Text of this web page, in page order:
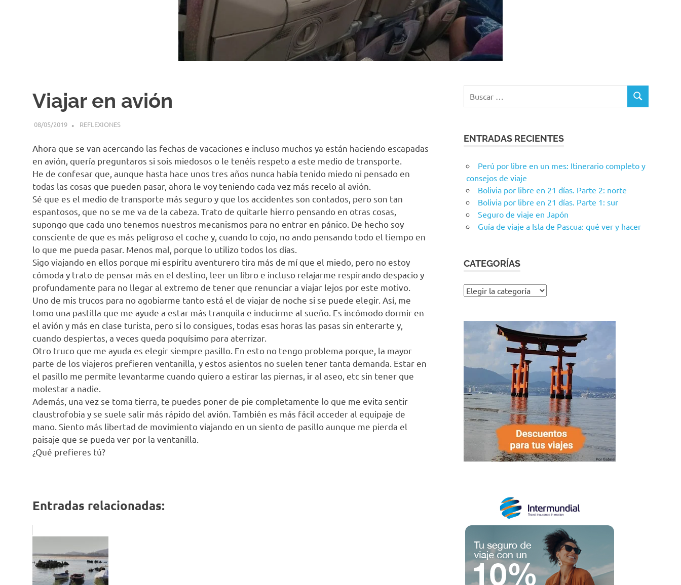
Viajar en avión
08/05/2019 PIENSO, LUEGO VIAJO
REFLEXIONES
Ahora que se van acercando las fechas de vacaciones e incluso muchos ya están haciendo escapadas
en avión, quería preguntaros si sois miedosos o le tenéis respeto a este medio de transporte.
He de confesar que, aunque hasta hace unos tres años nunca había tenido miedo ni pensado en
todas las cosas que pueden pasar, ahora le voy teniendo cada vez más recelo al avión.
Sé que es el medio de transporte más seguro y que los accidentes son contados, pero son tan
espantosos, que no se me va de la cabeza. Trato de quitarle hierro pensando en otras cosas,
supongo que cada uno tenemos nuestros mecanismos para no entrar en pánico. De hecho soy
consciente de que es más peligroso el coche y, cuando lo cojo, no ando pensando todo el tiempo en
lo que me pueda pasar. Menos mal, porque lo utilizo todos los días.
Sigo viajando en ellos porque mi espíritu aventurero tira más de mí que el miedo, pero no estoy
cómoda y trato de pensar más en el destino, leer un libro e incluso relajarme respirando despacio y
profundamente para no llegar al extremo de tener que renunciar a viajar lejos por este motivo.
Uno de mis trucos para no agobiarme tanto está el de viajar de noche si se puede elegir. Así, me
tomo una pastilla que me ayude a estar más tranquila e inducirme al sueño. Es incómodo dormir en
el avión y más en clase turista, pero si lo consigues, todas esas horas las pasas sin enterarte y,
cuando despiertas, a veces queda poquísimo para aterrizar.
Otro truco que me ayuda es elegir siempre pasillo. En esto no tengo problema porque, la mayor
parte de los viajeros prefieren ventanilla, y estos asientos no suelen tener tanta demanda. Estar en
el pasillo me permite levantarme cuando quiero a estirar las piernas, ir al aseo, etc sin tener que
molestar a nadie.
Además, una vez se toma tierra, te puedes poner de pie completamente lo que me evita sentir
claustrofobia y se suele salir más rápido del avión. También es más fácil acceder al equipaje de
mano. Siento más libertad de movimiento viajando en un siento de pasillo aunque me pierda el
paisaje que se pueda ver por la ventanilla.
¿Qué prefieres tú?
Entradas relacionadas:
BUSCAR
ENTRADAS RECIENTES
Perú por libre en un mes: Itinerario completo y
consejos de viaje
Bolivia por libre en 21 días. Parte 2: norte
Bolivia por libre en 21 días. Parte 1: sur
Seguro de viaje en Japón
Guía de viaje a Isla de Pascua: qué ver y hacer
CATEGORÍAS
Categorías